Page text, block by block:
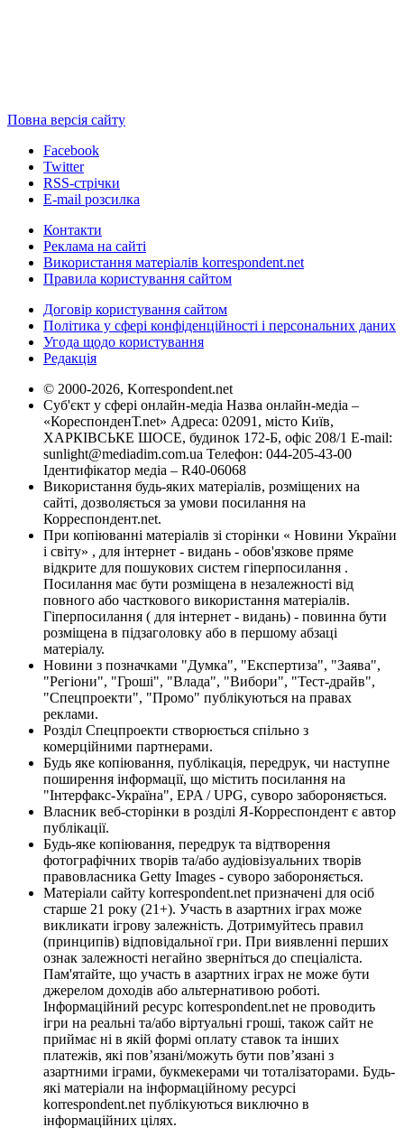
Повна версія сайту
Facebook
Twitter
RSS-стрічки
E-mail розсилка
Контакти
Реклама на сайті
Використання матеріалів korrespondent.net
Правила користування сайтом
Договір користування сайтом
Політика у сфері конфіденційності і персональних даних
Угода щодо користування
Редакція
© 2000-2026, Korrespondent.net
Суб'єкт у сфері онлайн-медіа Назва онлайн-медіа –
«КореспонденТ.net» Адреса: 02091, місто Київ,
ХАРКІВСЬКЕ ШОСЕ, будинок 172-Б, офіс 208/1 E-mail:
sunlight@mediadim.com.ua Телефон: 044-205-43-00
Ідентифікатор медіа – R40-06068
Використання будь-яких матеріалів, розміщених на
сайті, дозволяється за умови посилання на
Корреспондент.net.
При копіюванні матеріалів зі сторінки « Новини України
і світу» , для інтернет - видань - обов'язкове пряме
відкрите для пошукових систем гіперпосилання .
Посилання має бути розміщена в незалежності від
повного або часткового використання матеріалів.
Гіперпосилання ( для інтернет - видань) - повинна бути
розміщена в підзаголовку або в першому абзаці
матеріалу.
Новини з позначками "Думка", "Експертиза", "Заява",
"Регіони", "Гроші", "Влада", "Вибори", "Тест-драйв",
"Спецпроекти", "Промо" публікуються на правах
реклами.
Розділ Спецпроекти створюється спільно з
комерційними партнерами.
Будь яке копіювання, публікація, передрук, чи наступне
поширення інформації, що містить посилання на
"Інтерфакс-Україна", EPA / UPG, суворо забороняється.
Власник веб-сторінки в розділі Я-Корреспондент є автор
публікації.
Будь-яке копіювання, передрук та відтворення
фотографічних творів та/або аудіовізуальних творів
правовласника Getty Images - суворо забороняється.
Матеріали сайту korrespondent.net призначені для осіб
старше 21 року (21+). Участь в азартних іграх може
викликати ігрову залежність. Дотримуйтесь правил
(принципів) відповідальної гри. При виявленні перших
ознак залежності негайно зверніться до спеціаліста.
Пам'ятайте, що участь в азартних іграх не може бути
джерелом доходів або альтернативою роботі.
Інформаційний ресурс korrespondent.net не проводить
ігри на реальні та/або віртуальні гроші, також сайт не
приймає ні в якій формі оплату ставок та інших
платежів, які пов’язані/можуть бути пов’язані з
азартними іграми, букмекерами чи тоталізаторами. Будь-
які матеріали на інформаційному ресурсі
korrespondent.net публікуються виключно в
інформаційних цілях.